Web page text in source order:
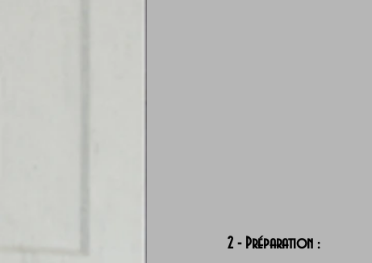
2 - Préparation :